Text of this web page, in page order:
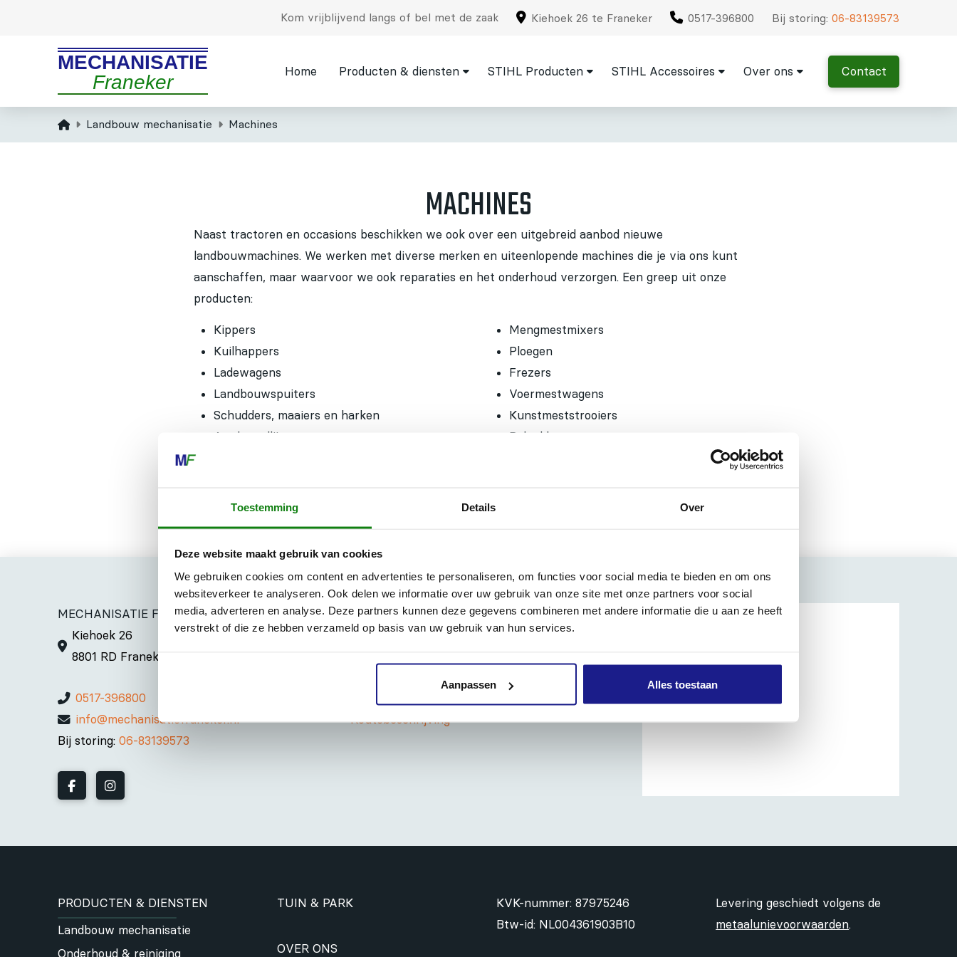
Toestemming Details Over
Deze website maakt gebruik van cookies
We gebruiken cookies om content en advertenties te personaliseren, om functies voor social media te bieden en om ons
websiteverkeer te analyseren. Ook delen we informatie over uw gebruik van onze site met onze partners voor social
media, adverteren en analyse. Deze partners kunnen deze gegevens combineren met andere informatie die u aan ze heeft
verstrekt of die ze hebben verzameld op basis van uw gebruik van hun services.
Aanpassen Alles toestaan
Kom vrijblijvend langs of bel met de zaak Kiehoek 26 te Franeker 0517-396800 Bij storing:06-83139573
MECHANISATIE
Franeker
Home Producten & diensten STIHL Producten STIHL Accessoires Over ons Contact
HomeLandbouw mechanisatie Machines
MACHINES
Naast tractoren en occasions beschikken we ook over een uitgebreid aanbod nieuwe
landbouwmachines. We werken met diverse merken en uiteenlopende machines die je via ons kunt
aanschaffen, maar waarvoor we ook reparaties en het onderhoud verzorgen. Een greep uit onze
producten:
Kippers
Kuilhappers
Ladewagens
Landbouwspuiters
Schudders, maaiers en harken
Aardappellijnen
Mengmestmixers
Ploegen
Frezers
Voermestwagens
Kunstmeststrooiers
Balenklemmen
MECHANISATIE FRANEKER
Kiehoek 26
8801 RD Franeker
0517-396800
info@mechanisatiefraneker.nl
Bij storing: 06-83139573
OPENINGSTIJDEN
Maandag t/m vrijdag: 07:30 - 17:00
Routebeschrijving
PRODUCTEN & DIENSTEN
Landbouw mechanisatie
Onderhoud & reiniging
TUIN & PARK
OVER ONS
KVK-nummer: 87975246
Btw-id: NL004361903B10
Levering geschiedt volgens de
metaalunievoorwaarden.